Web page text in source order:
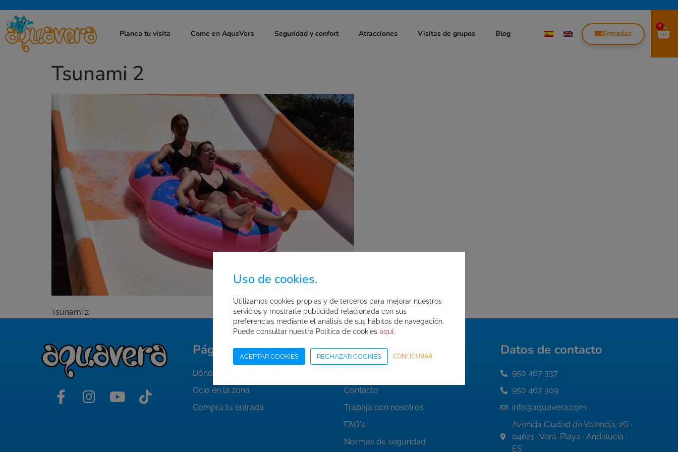
Planea tu visita Come en AquaVera Seguridad y confort Atracciones Visitas de grupos Blog Entradas
0
Tsunami 2
Tsunami 2
Páginas
Dónde alojarse
Ocio en la zona
Compra tu entrada
Enlaces de interés
Contacto
Trabaja con nosotros
FAQ's
Normas de seguridad
Datos de contacto
950 467 337
950 467 309
info@aquavera.com
Avenida Ciudad de Valencia, 2B ·
04621 · Vera-Playa · Andalucía ·
ES
Uso de cookies.
Utilizamos cookies propias y de terceros para mejorar nuestros
servicios y mostrarle publicidad relacionada con sus
preferencias mediante el análisis de sus hábitos de navegación.
Puede consultar nuestra Política de cookies aquí.
ACEPTAR COOKIES RECHAZAR COOKIES CONFIGURAR